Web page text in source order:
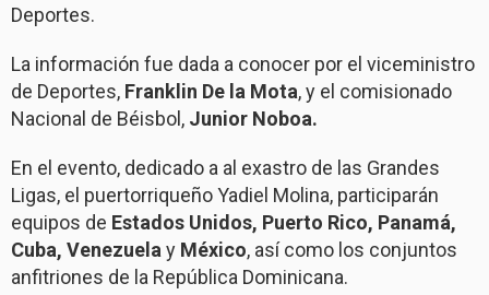
Deportes.
La información fue dada a conocer por el viceministro
de Deportes, Franklin De la Mota, y el comisionado
Nacional de Béisbol, Junior Noboa.
En el evento, dedicado a al exastro de las Grandes
Ligas, el puertorriqueño Yadiel Molina, participarán
equipos de Estados Unidos, Puerto Rico, Panamá,
Cuba, Venezuela y México, así como los conjuntos
anfitriones de la República Dominicana.